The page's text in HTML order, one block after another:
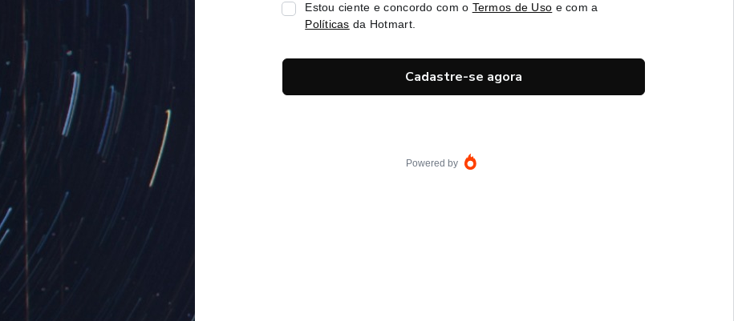
Estou ciente e concordo com o Termos de Uso e com a
Políticas da Hotmart.
Cadastre-se agora
Powered by